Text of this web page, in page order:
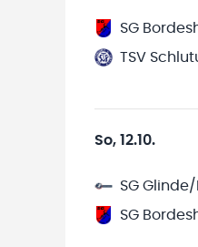
SG
TSV
So, 12.10.
SG
SG